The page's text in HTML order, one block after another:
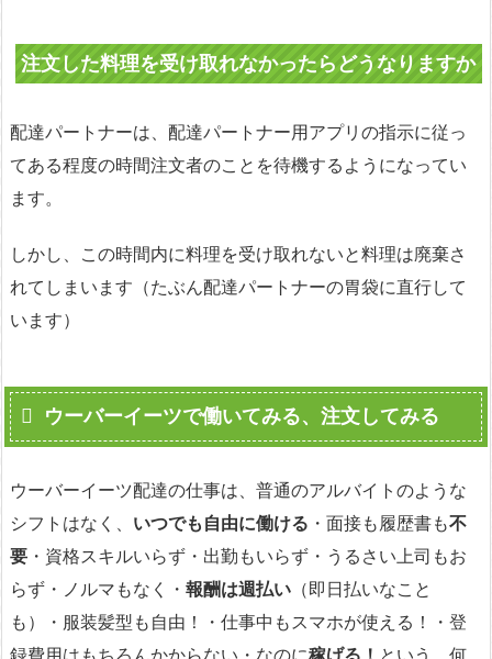
注文した料理を受け取れなかったらどうなりますか
配達パートナーは、配達パートナー用アプリの指示に従っ
てある程度の時間注文者のことを待機するようになってい
ます。
しかし、この時間内に料理を受け取れないと料理は廃棄さ
れてしまいます（たぶん配達パートナーの胃袋に直行して
います）
ウーバーイーツで働いてみる、注文してみる
ウーバーイーツ配達の仕事は、普通のアルバイトのような
シフトはなく、 いつでも自由に働ける ・面接も履歴書も不
要 ・資格スキルいらず・出勤もいらず・うるさい上司もお
らず・ノルマもなく・ 報酬は週払い （即日払いなこと
も）・服装髪型も自由！・仕事中もスマホが使える！・登
録費用はもちろんかからない・なのに稼げる！ という、何